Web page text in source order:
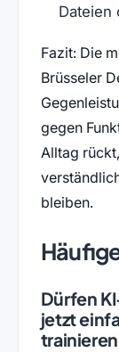
Dateien
Fazit: Die
Brüsseler
gegen
Alltag
bleiben.
Dürfen
jetzt